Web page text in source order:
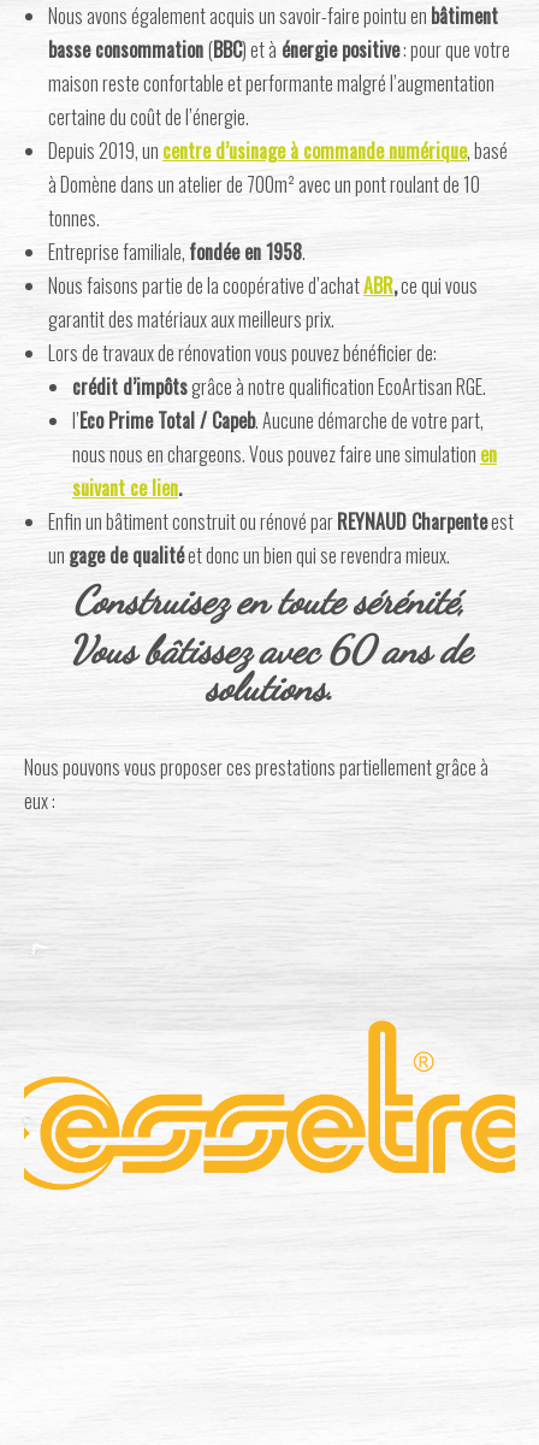
Nous avons également acquis un savoir-faire pointu en bâtiment
basse consommation(BBC) et à énergie positive: pour que votre
maison reste confortable et performante malgré l’augmentation
certaine du coût de l’énergie.
Depuis 2019, un centre d’usinage à commande numérique, basé
à Domène dans un atelier de 700m² avec un pont roulant de 10
tonnes.
Entreprise familiale, fondée en 1958.
Nous faisons partie de la coopérative d’achatABR,ce qui vous
garantit des matériaux aux meilleurs prix.
Lors de travaux de rénovation vous pouvez bénéficier de:
crédit d’impôtsgrâce à notre qualification EcoArtisan RGE.
l’Eco Prime Total / Capeb. Aucune démarche de votre part,
nous nous en chargeons. Vous pouvez faire une simulation en
suivant ce lien.
Enfin un bâtiment construit ou rénové parREYNAUD Charpenteest
un gage de qualitéet donc un bien qui se revendra mieux.
Construisez en toute sérénité,
Vous bâtissez avec 60 ans de
solutions.
Nous pouvons vous proposer ces prestations partiellement grâce à
eux :